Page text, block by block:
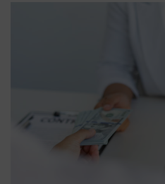
RESPONSABILITÉ
& ASSURANCE
IMMOBILIER
AFFAIRES
RESPONSABILITÉ
TURC
REJOIGNEZ-
NOUS